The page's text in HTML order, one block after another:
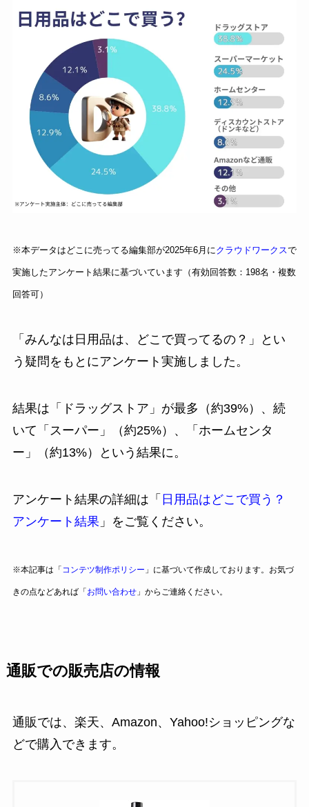
※本データはどこに売ってる編集部が2025年6月にクラウドワークスで
実施したアンケート結果に基づいています（有効回答数：198名・複数
回答可）
「みんなは日用品は、どこで買ってるの？」とい
う疑問をもとにアンケート実施しました。
結果は「ドラッグストア」が最多（約39%）、続
いて「スーパー」（約25%）、「ホームセンタ
ー」（約13%）という結果に。
アンケート結果の詳細は「 日用品はどこで買う？
アンケート結果 」をご覧ください。
※本記事は「コンテツ制作ポリシー 」に基づいて作成しております。お気づ
きの点などあれば「お問い合わせ」からご連絡ください。
通販での販売店の情報
通販では、楽天、Amazon、Yahoo!ショッピングな
どで購入できます。